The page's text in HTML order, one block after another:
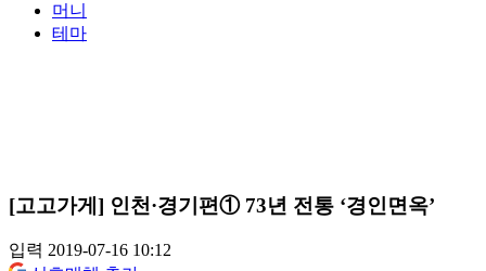
머니
테마
[고고가게] 인천·경기편① 73년 전통 ‘경인면옥’
입력 2019-07-16 10:12